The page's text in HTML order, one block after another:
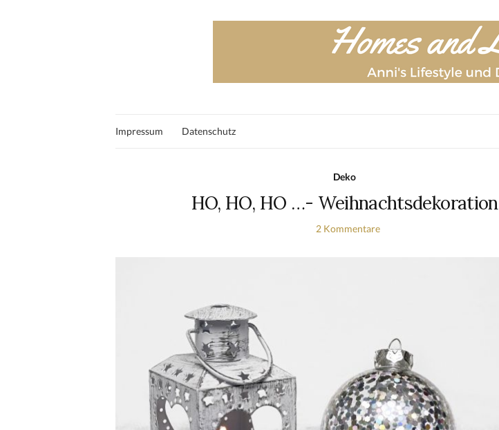
Impressum Datenschutz
Deko
HO, HO, HO …- Weihnachtsdekoration
2 Kommentare